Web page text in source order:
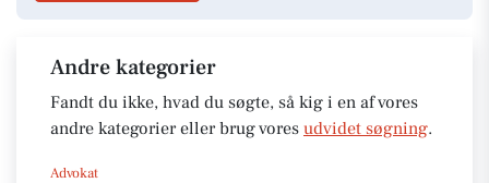
Andre kategorier
Fandt du ikke, hvad du søgte, så kig i en af vores
andre kategorier eller brug vores udvidet søgning.
Advokat